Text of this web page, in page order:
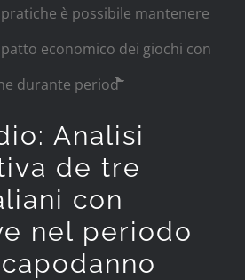
è possibile mantenere
economico dei giochi con
durante period­​​⁠⁠̀̀̐̐̐̐̐̀̀̊͂͂͂͂́́̈̈̈̈̃̃̃̃̃͛͛͛͛
Analisi
de tre
con
nel periodo